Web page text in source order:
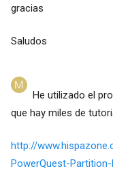
gracias
Saludos
He utilizado el
que hay miles de
http://
PowerQuest-